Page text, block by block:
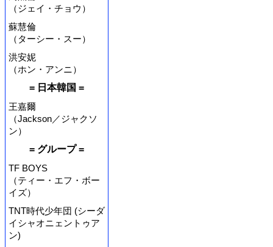
（ジェイ・チョウ）
蘇慧倫
（ターシー・スー）
洪安妮
（ホン・アンニ）
= 日本韓国 =
王嘉爾
（Jackson／ジャクソ
ン）
= グループ =
TF BOYS
（ティー・エフ・ボー
イズ）
TNT時代少年団 (シーダ
イシャオニェントゥア
ン)